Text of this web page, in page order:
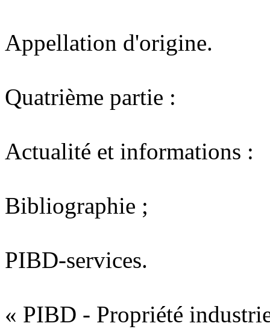
Appellation d'origine.
Quatrième partie :
Actualité et informations :
Bibliographie ;
PIBD-services.
« PIBD - Propriété